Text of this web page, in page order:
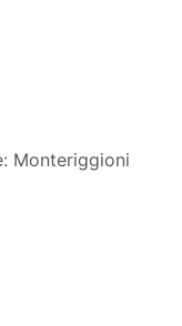
Monteriggioni